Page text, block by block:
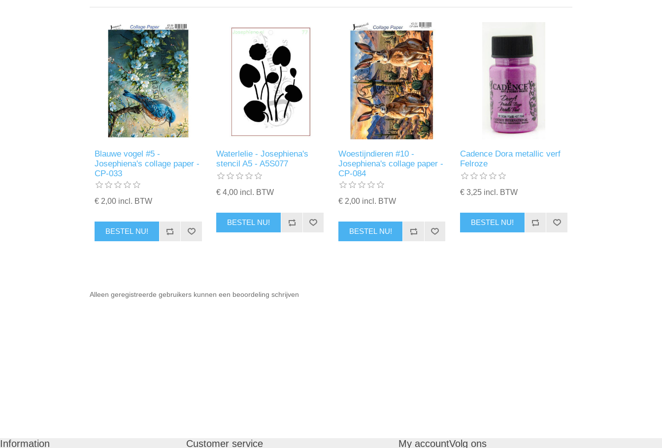
Blauwe vogel #5 -
Josephiena's collage paper -
CP-033
€ 2,00 incl. BTW
BESTEL NU!
Waterlelie - Josephiena's
stencil A5 - A5S077
€ 4,00 incl. BTW
BESTEL NU!
Woestijndieren #10 -
Josephiena's collage paper -
CP-084
€ 2,00 incl. BTW
BESTEL NU!
Cadence Dora metallic verf
Felroze
€ 3,25 incl. BTW
BESTEL NU!
Alleen geregistreerde gebruikers kunnen een beoordeling schrijven
Information Customer service My accountVolg ons